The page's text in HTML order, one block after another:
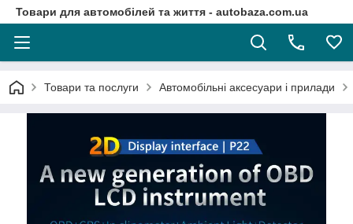
Товари для автомобілей та життя - autobaza.com.ua
Товари та послуги Автомобільні аксесуари і прилади